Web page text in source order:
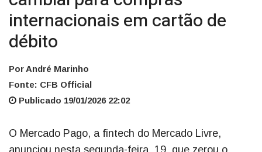
internacionais em cartão de
débito
Por André Marinho
Fonte: CFB Official
Publicado 19/01/2026 22:02
O Mercado Pago, a fintech do Mercado Livre,